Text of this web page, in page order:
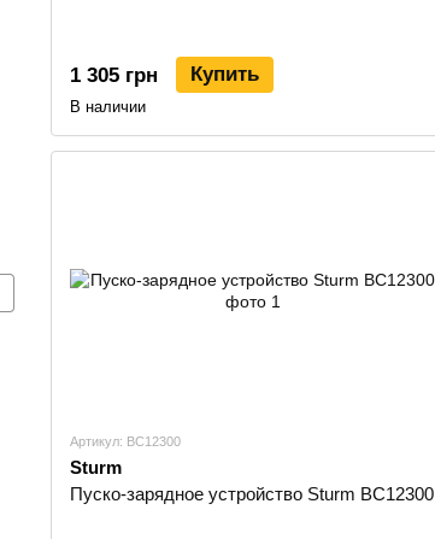
1 305 грн Купить
В наличии
Артикул: BC12300
Sturm
Пуско-зарядное устройство Sturm BC12300